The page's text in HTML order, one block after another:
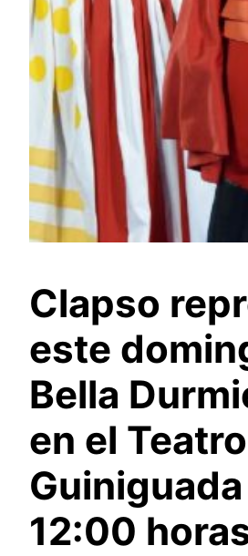
Clapso
este
Bella
en el Teatro
12:00